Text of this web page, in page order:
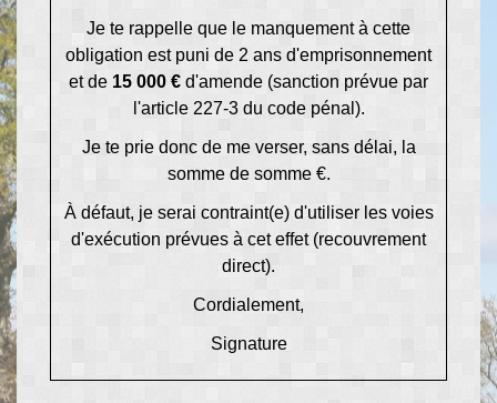
Je te rappelle que le manquement à cette
obligation est puni de 2 ans d'emprisonnement
et de 15 000 € d'amende (sanction prévue par
l'article 227-3 du code pénal).
Je te prie donc de me verser, sans délai, la
somme de somme€.
À défaut, je serai contraint(e) d'utiliser les voies
d'exécution prévues à cet effet (recouvrement
direct).
Cordialement,
Signature